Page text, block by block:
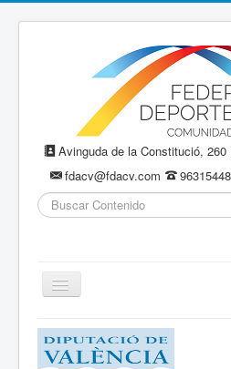
Avinguda de la Constitució,
fdacv@fdacv.com
Buscar...
Cambiar
navegación
Aeromodelismo /